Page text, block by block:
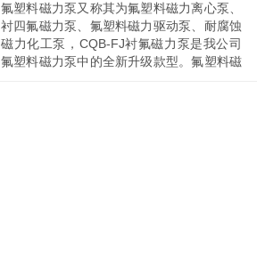
氟塑料磁力泵又称其为氟塑料磁力离心泵、
衬四氟磁力泵、氟塑料磁力驱动泵、耐腐蚀
磁力化工泵，CQB-FJ衬氟磁力泵是我公司
氟塑料磁力泵中的全新升级款型。氟塑料磁